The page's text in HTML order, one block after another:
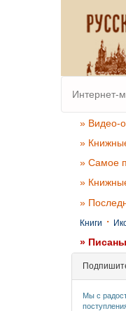
Интернет-
» Видео-
»
» Самое
»
»
Книги ·
»
Мы с